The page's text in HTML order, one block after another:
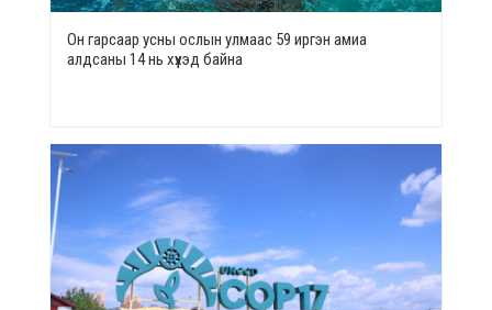
Он гарсаар усны ослын улмаас 59 иргэн амиа
алдсаны 14 нь хүүхэд байна